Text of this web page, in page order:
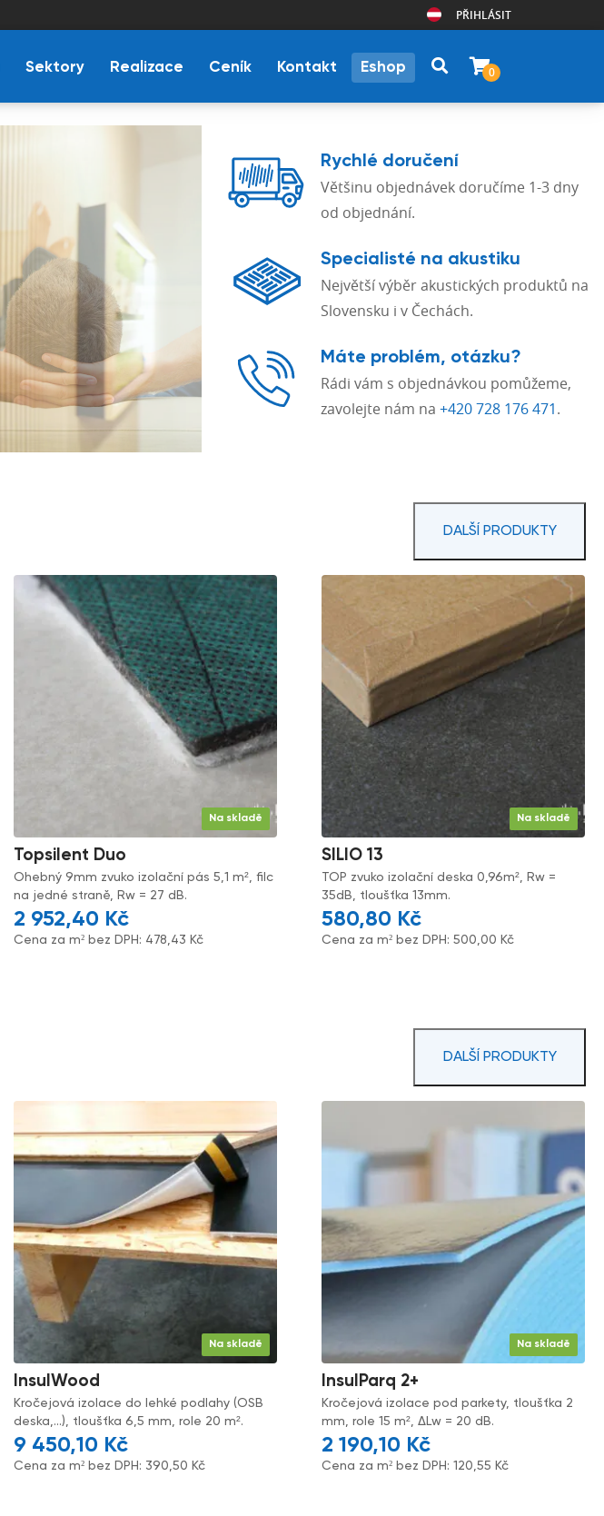
PŘIHLÁSIT
Sektory Realizace Ceník Kontakt Eshop 0
Rychlé doručení
Většinu objednávek doručíme 1-3 dny
od objednání.
Specialisté na akustiku
Největší výběr akustických produktů na
Slovensku i v Čechách.
Máte problém, otázku?
Rádi vám s objednávkou pomůžeme,
zavolejte nám na +420 728 176 471.
DALŠÍ PRODUKTY
Na skladě
Topsilent Duo
Ohebný 9mm zvuko izolační pás 5,1 m², filc
na jedné straně, Rw = 27 dB.
2 952,40 Kč
Cena za m² bez DPH: 478,43 Kč
Na skladě
SILIO 13
TOP zvuko izolační deska 0,96m², Rw =
35dB, tloušťka 13mm.
580,80 Kč
Cena za m² bez DPH:500,00 Kč
DALŠÍ PRODUKTY
Na skladě
InsulWood
Kročejová izolace do lehké podlahy (OSB
deska,...), tloušťka 6,5 mm, role 20 m².
9 450,10 Kč
Cena za m² bez DPH: 390,50 Kč
Na skladě
InsulParq 2+
Kročejová izolace pod parkety, tloušťka 2
mm, role 15 m², ΔLw = 20 dB.
2 190,10 Kč
Cena za m² bez DPH:120,55 Kč